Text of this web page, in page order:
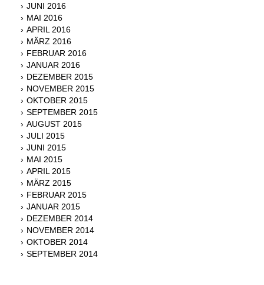
JUNI 2016
MAI 2016
APRIL 2016
MÄRZ 2016
FEBRUAR 2016
JANUAR 2016
DEZEMBER 2015
NOVEMBER 2015
OKTOBER 2015
SEPTEMBER 2015
AUGUST 2015
JULI 2015
JUNI 2015
MAI 2015
APRIL 2015
MÄRZ 2015
FEBRUAR 2015
JANUAR 2015
DEZEMBER 2014
NOVEMBER 2014
OKTOBER 2014
SEPTEMBER 2014